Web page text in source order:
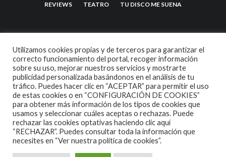
REVIEWS TEATRO TU DISCO ME SUENA
2007 COPYRIGHT -CODETIPITHEME
Utilizamos cookies propias y de terceros para garantizar el
correcto funcionamiento del portal, recoger información
sobre su uso, mejorar nuestros servicios y mostrarte
publicidad personalizada basándonos en el análisis de tu
tráfico. Puedes hacer clic en “ACEPTAR” para permitir el uso
de estas cookies o en “CONFIGURACIÓN DE COOKIES”
para obtener más información de los tipos de cookies que
usamos y seleccionar cuáles aceptas o rechazas. Puede
rechazar las cookies optativas haciendo clic aquí
“RECHAZAR”. Puedes consultar toda la información que
necesites en “Ver nuestra política de cookies”.